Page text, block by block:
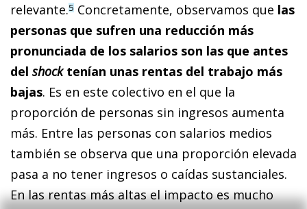
relevante.5 Concretamente, observamos que las
personas que sufren una reducción más
pronunciada de los salarios son las que antes
del shocktenían unas rentas del trabajo más
bajas. Es en este colectivo en el que la
proporción de personas sin ingresos aumenta
más. Entre las personas con salarios medios
también se observa que una proporción elevada
pasa a no tener ingresos o caídas sustanciales.
En las rentas más altas el impacto es mucho